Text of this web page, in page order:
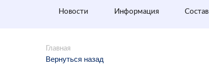
Новости Информация Состав
Главная
Вернуться назад